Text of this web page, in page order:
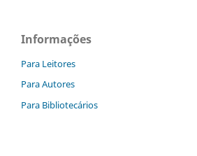
Informações
Para Leitores
Para Autores
Para Bibliotecários